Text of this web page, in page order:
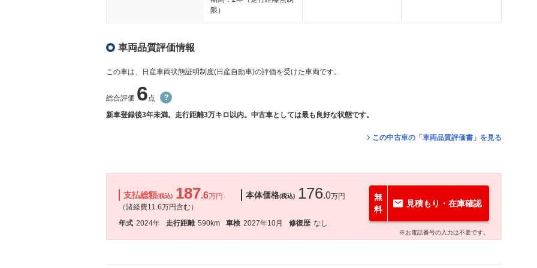
限）
車両品質評価情報
この車は、日産車両状態証明制度(日産自動車)の評価を受けた車両です。
総合評価 6点
新車登録後3年未満。走行距離3万キロ以内。中古車としては最も良好な状態です。
この中古車の「車両品質評価書」を見る
支払総額(税込) 187.6万円
（諸経費11.6万円含む）
本体価格(税込) 176.0万円
年式 2024年 走行距離 590km 車検 2027年10月 修復歴 なし
無
料
見積もり・在庫確認
※お電話番号の入力は不要です。